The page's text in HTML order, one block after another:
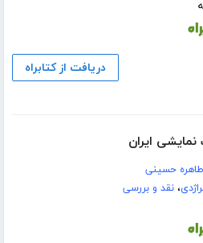
دریافت از کتابراه
نمایشی ایران
حسینی
،نقد و بررسی